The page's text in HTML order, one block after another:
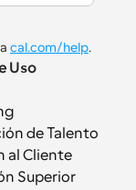
cal.com/help.
Uso
de Talento
al Cliente
Superior